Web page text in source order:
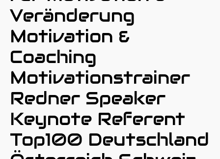
MEDIEN
BOOKING
Veränderung
Motivation &
Coaching
Motivationstrainer
Redner Speaker
Keynote Referent
Top100 Deutschland